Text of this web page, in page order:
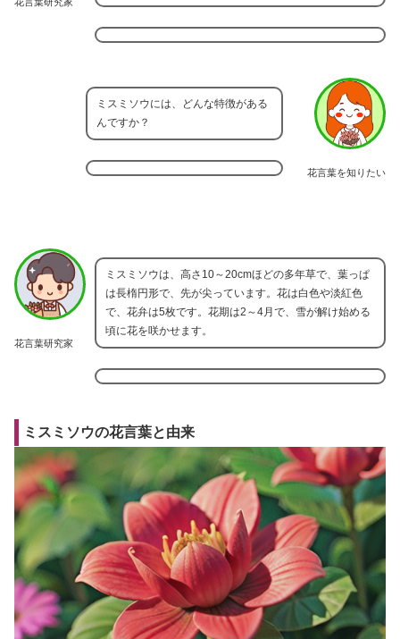
花言葉を知りたい
ミスミソウには、どんな特徴がある
んですか？
花言葉研究家
ミスミソウは、高さ10～20cmほどの多年草で、葉っぱ
は長楕円形で、先が尖っています。花は白色や淡紅色
で、花弁は5枚です。花期は2～4月で、雪が解け始める
頃に花を咲かせます。
ミスミソウの花言葉と由来